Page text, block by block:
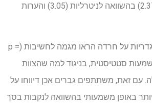
נעימים נמוכים יותר (2.37) בהשוואה לניטרליות (3.05) והערות
בעוד שההשפעות המגדריות על חרדה הראו מגמה לחשיבות (p =
למשמעות סטטיסטית, בניגוד למה שהצוות
זאת, משתתפים גברים אכן דיווחו על
באופן משמעותי בהשוואה לנקבות בסך